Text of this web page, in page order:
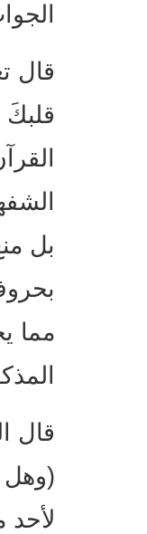
قال
قلبكَ
بل
مما
(وهل
لأحد